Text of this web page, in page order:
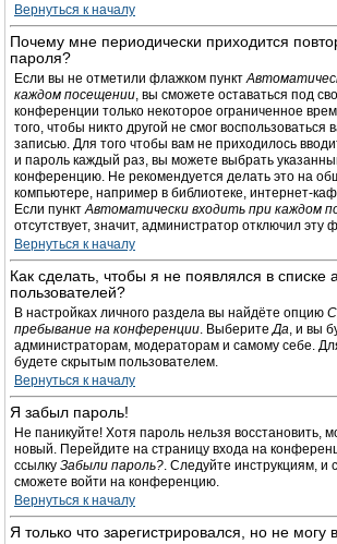
Вернуться к началу
Почему мне периодически приходится
пароля?
Если вы не отметили флажком пункт
каждом посещении, вы сможете оставаться под
конференции только некоторое ограниченное
того, чтобы никто другой не смог воспользоваться
записью. Для того чтобы вам не приходилось
и пароль каждый раз, вы можете выбрать
конференцию. Не рекомендуется делать это на
компьютере, например в библиотеке, интернет-
Если пунктАвтоматически входить при каждом
отсутствует, значит, администратор отключил эту
Вернуться к началу
Как сделать, чтобы я не появлялся в списке
пользователей?
В настройках личного раздела вы найдёте опцию
пребывание на конференции. ВыберитеДа, и вы
администраторам, модераторам и самому себе.
будете скрытым пользователем.
Вернуться к началу
Я забыл пароль!
Не паникуйте! Хотя пароль нельзя восстановить,
новый. Перейдите на страницу входа на
ссылку Забыли пароль?. Следуйте инструкциям, и
сможете войти на конференцию.
Вернуться к началу
Я только что зарегистрировался, но не могу